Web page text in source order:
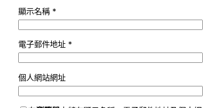
顯示名稱 *
電子郵件地址 *
個人網站網址